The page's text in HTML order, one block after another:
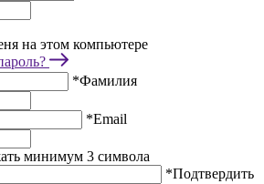
на этом компьютере
*Фамилия
*Email
минимум 3 символа
*Подтвердить